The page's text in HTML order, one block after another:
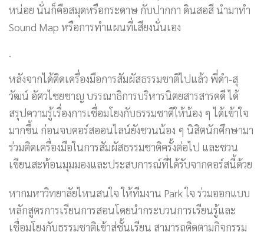
หน่อย นั่นก็คือสมุดหรือกระดาษ กับปากกา ดินสอสี นำมาทำ
Sound Map หรือการทำแผนที่เสียงนั่นเอง
.
หลังจากได้ติดเครื่องมือการสัมผัสธรรมชาติไปแล้ว พี่ดำ-สุ
วัฒน์ อัศวไชยชาญ บรรณาธิการบริหารนิตยสารสารคดี ได้
สรุปความรู้เรื่องการเชื่อมโยงกับธรรมชาติให้น้อง ๆ ได้เข้าใจ
มากขึ้น ก่อนจบคอร์สออนไลน์ยังชวนน้อง ๆ นิสิตนักศึกษามา
ร่วมติดเครื่องมือในการสัมผัสธรรมชาติครั้งต่อไป และชวน
เขียนสะท้อนมุมมองและประสบการณ์ที่ได้รับจากคอร์สนี้ด้วย
หากมหาวิทยาลัยไหนสนใจ ให้ทีมงาน Park ใจ ร่วมออกแบบ
หลักสูตรการเรียนการสอนโดยนำกระบวนการเรียนรู้และ
เชื่อมโยงกับธรรมชาติเข้าสู่ชั้นเรียน สามารถติดตามกิจกรรม